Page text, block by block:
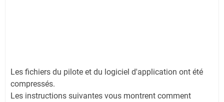
Les fichiers du pilote et du logiciel d'application ont été
compressés.
Les instructions suivantes vous montrent comment